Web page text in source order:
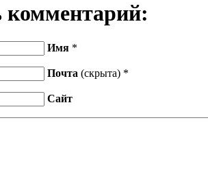
комментарий:
Имя *
Почта (скрыта) *
Сайт